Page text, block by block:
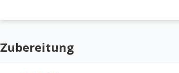
Zubereitung